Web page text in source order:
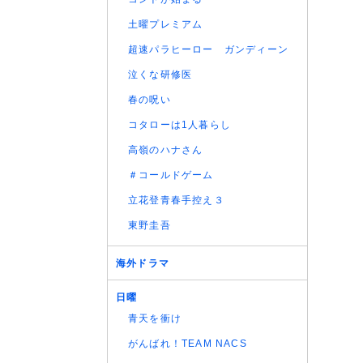
土曜プレミアム
超速パラヒーロー ガンディーン
泣くな研修医
春の呪い
コタローは1人暮らし
高嶺のハナさん
＃コールドゲーム
立花登青春手控え３
東野圭吾
海外ドラマ
日曜
青天を衝け
がんばれ！TEAM NACS